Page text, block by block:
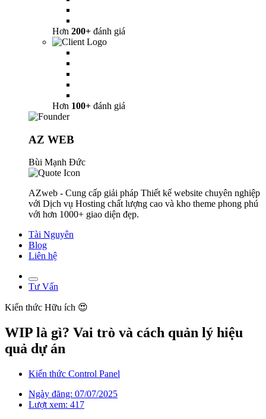
Hơn 200+ đánh giá
Hơn 100+ đánh giá
AZ WEB
Bùi Mạnh Đức
AZweb - Cung cấp giải pháp Thiết kế website chuyên nghiệp
với Dịch vụ Hosting chất lượng cao và kho theme phong phú
với hơn 1000+ giao diện đẹp.
Tài Nguyên
Blog
Liên hệ
Tư Vấn
Kiến thức Hữu ích 😍
WIP là gì? Vai trò và cách quản lý hiệu
quả dự án
Kiến thức Control Panel
Ngày đăng: 07/07/2025
Lượt xem: 417